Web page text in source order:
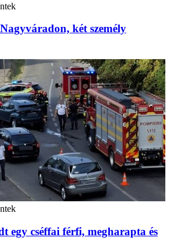
két személy
egy cséffai férfi, megharapta és